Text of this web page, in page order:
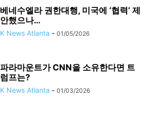
베네수엘라 권한대행, 미국에 ‘협력’ 제
안했으나…
K News Atlanta - 01/05/2026
파라마운트가 CNN을 소유한다면 트
럼프는?
K News Atlanta - 01/03/2026